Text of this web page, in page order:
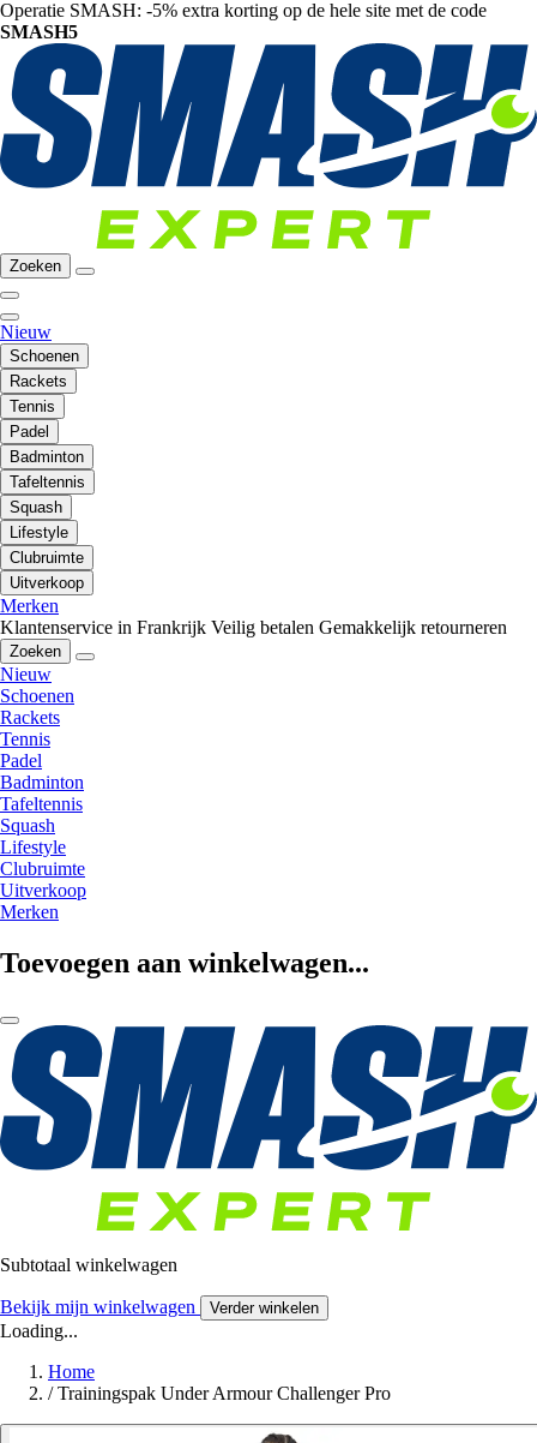
Operatie SMASH: -5% extra korting op de hele site met de code
SMASH5
Zoeken
Nieuw
Schoenen
Rackets
Tennis
Padel
Badminton
Tafeltennis
Squash
Lifestyle
Clubruimte
Uitverkoop
Merken
Klantenservice in Frankrijk Veilig betalen Gemakkelijk retourneren
Zoeken
Nieuw
Schoenen
Rackets
Tennis
Padel
Badminton
Tafeltennis
Squash
Lifestyle
Clubruimte
Uitverkoop
Merken
Toevoegen aan winkelwagen...
Subtotaal winkelwagen
Bekijk mijn winkelwagen Verder winkelen
Loading...
Home
/ Trainingspak Under Armour Challenger Pro